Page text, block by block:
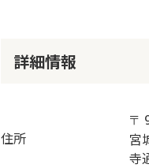
詳細情報
住所
〒
宮
寺